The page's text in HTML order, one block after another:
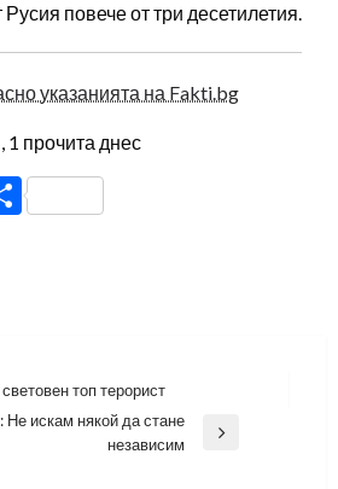
повече от три десетилетия.
указанията на Fakti.bg
1 прочита днес
Share
топ терорист
искам някой да стане
независим